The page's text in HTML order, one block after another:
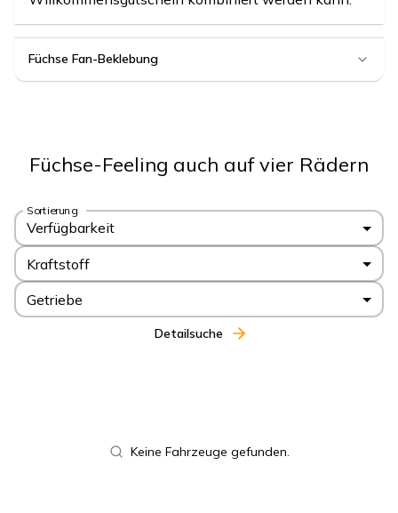
Füchse Fan-Beklebung
Füchse-Feeling auch auf vier Rädern
Sortierung
Verfügbarkeit
Kraftstoff
Getriebe
Detailsuche
Keine Fahrzeuge gefunden.